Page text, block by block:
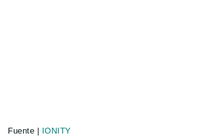
Fuente | IONITY